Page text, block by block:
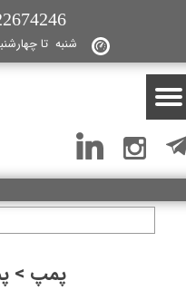
شنبه تا چهارشنبه از
پمپ >